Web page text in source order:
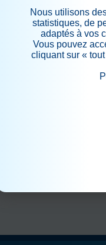
Nous utilisons
statistiques, de
adaptés à vos
Vous pouvez
cliquant sur «